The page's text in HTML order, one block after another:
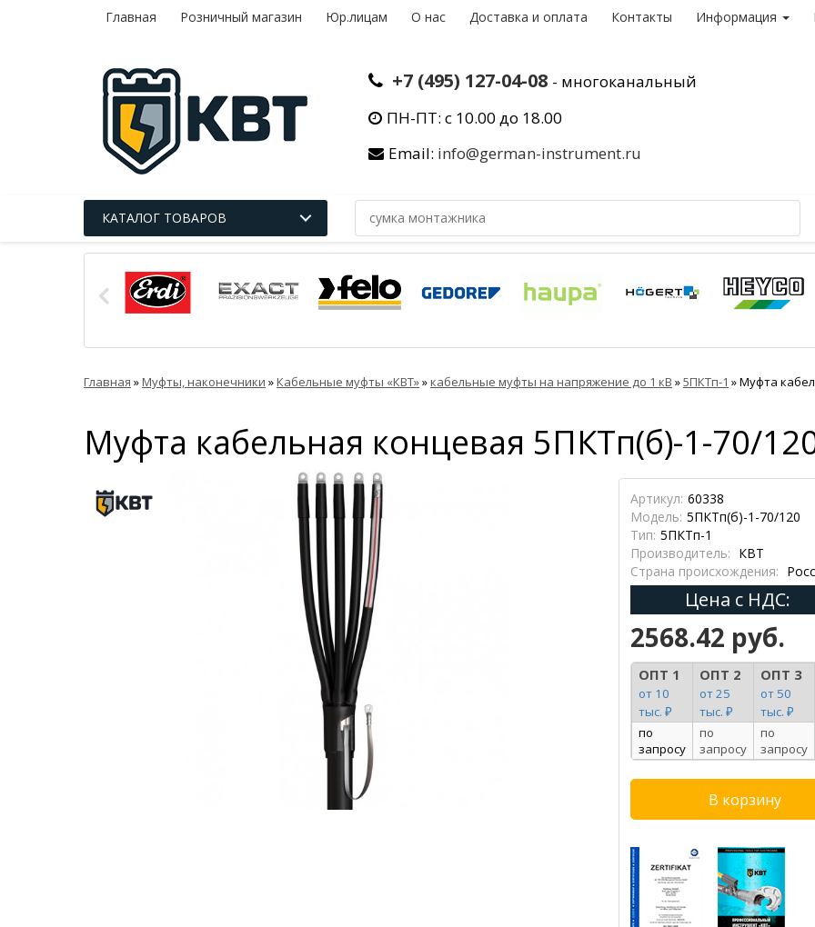
Главная Розничный магазин Юр.лицам О нас Доставка и оплата Контакты Информация
+7 (495) 127-04-08 - многоканальный
ПН-ПТ: с 10.00 до 18.00
Email: info@german-instrument.ru
КАТАЛОГ ТОВАРОВ
Главная »Муфты, наконечники »Кабельные муфты «КВТ»»кабельные муфты на напряжение до 1 кВ »5ПКТп-1 »Муфта
Муфта кабельная концевая 5ПКТп(б)-1-70/
Артикул: 60338
Модель: 5ПКТп(б)-1-70/120
Тип: 5ПКТп-1
Производитель: КВТ
Страна происхождения:
Цена с НДС:
2568.42 руб.
ОПТ 1
от 10
тыс. ₽
ОПТ 2
от 25
тыс. ₽
ОПТ 3
от 50
тыс. ₽
по
запросу
по
запросу
по
запросу